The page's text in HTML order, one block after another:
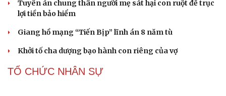
Tuyên án chung thân người mẹ sát hại con ruột để trục
lợi tiền bảo hiểm
Giang hồ mạng “Tiến Bịp” lĩnh án 8 năm tù
Khởi tố cha dượng bạo hành con riêng của vợ
TỔ CHỨC NHÂN SỰ